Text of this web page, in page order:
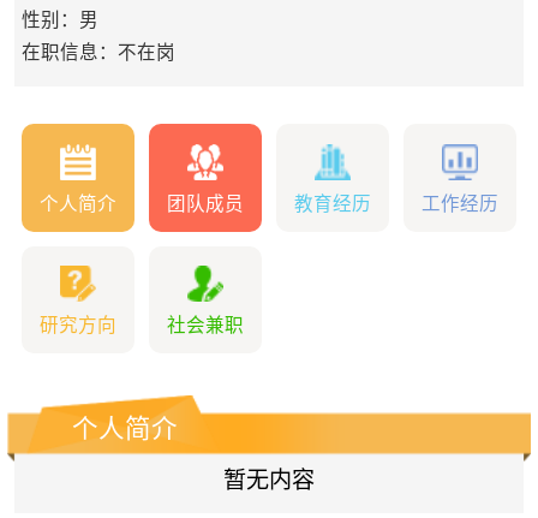
性别：男
在职信息：不在岗
个人简介 团队成员 教育经历 工作经历
研究方向 社会兼职
个人简介
暂无内容